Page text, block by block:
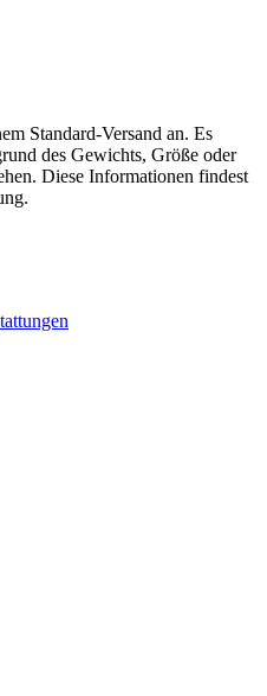
Standard-Versand an. Es
des Gewichts, Größe oder
Diese Informationen findest